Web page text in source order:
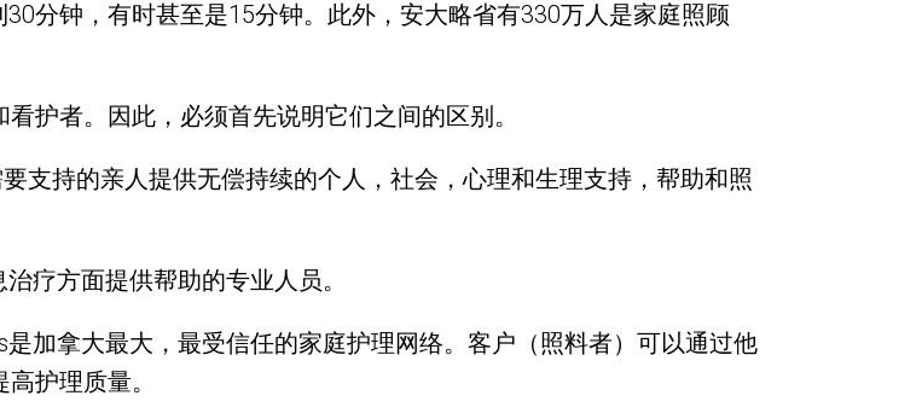
分钟，有时甚至是15分钟。此外，安大略省有330万人是家庭照顾
护者。因此，必须首先说明它们之间的区别。
支持的亲人提供无偿持续的个人，社会，心理和生理支持，帮助和照
疗方面提供帮助的专业人员。
加拿大最大，最受信任的家庭护理网络。客户（照料者）可以通过他
护理质量。